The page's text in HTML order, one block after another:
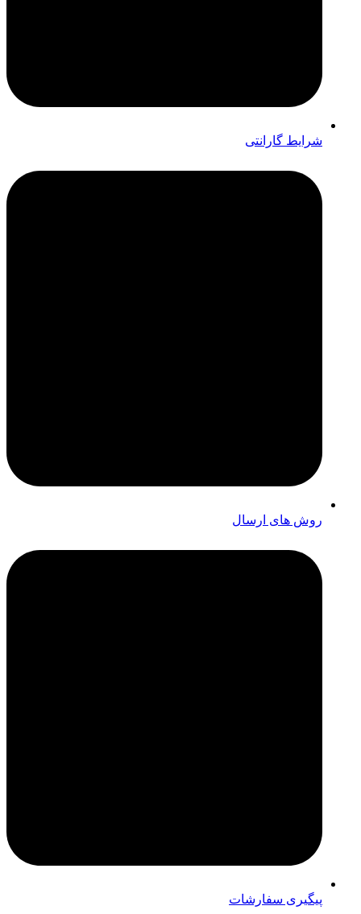
شرایط گارانتی
روش های ارسال
پیگیری سفارشات